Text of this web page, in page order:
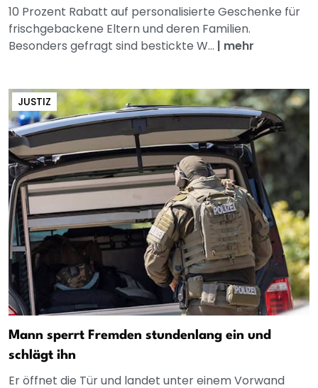
10 Prozent Rabatt auf personalisierte Geschenke für
frischgebackene Eltern und deren Familien.
Besonders gefragt sind bestickte W... | mehr
JUSTIZ
Mann sperrt Fremden stundenlang ein und
schlägt ihn
Er öffnet die Tür und landet unter einem Vorwand